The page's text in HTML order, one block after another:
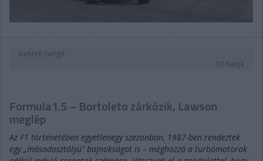
Gellérfi Gergő
10 napja
Formula1.5 – Bortoleto zárkózik, Lawson
meglép
Az F1 történetében egyetlenegy szezonban, 1987-ben rendeztek
egy „másodosztályú” bajnokságot is – méghozzá a turbómotorok